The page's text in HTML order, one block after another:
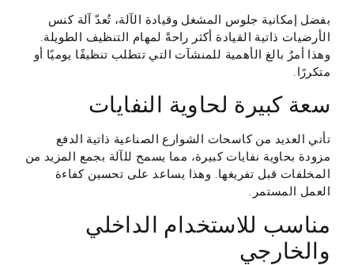
بفضل إمكانية جلوس المشغل وقيادة الآلة، تُعدّ آلة كنس
الأرضيات ذاتية القيادة أكثر راحةً لمهام التنظيف الطويلة.
وهذا أمرٌ بالغ الأهمية للمنشآت التي تتطلب تنظيفًا يوميًا أو
متكررًا.
سعة كبيرة لحاوية النفايات
تأتي العديد من كاسحات الشوارع الصناعية ذاتية الدفع
مزودة بحاوية نفايات كبيرة، مما يسمح للآلة بجمع المزيد من
المخلفات قبل تفريغها. وهذا يساعد على تحسين كفاءة
العمل المستمر.
مناسب للاستخدام الداخلي
والخارجي